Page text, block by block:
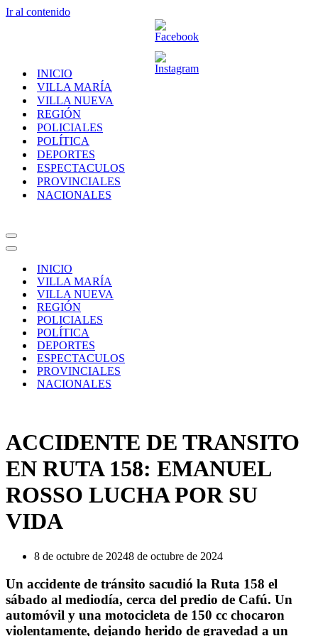
Ir al contenido
INICIO
VILLA MARÍA
VILLA NUEVA
REGIÓN
POLICIALES
POLÍTICA
DEPORTES
ESPECTACULOS
PROVINCIALES
NACIONALES
Menú
de
Menú
navegación
INICIO
VILLA MARÍA
VILLA NUEVA
REGIÓN
POLICIALES
POLÍTICA
DEPORTES
ESPECTACULOS
PROVINCIALES
NACIONALES
ACCIDENTE DE TRANSITO
EN RUTA 158: EMANUEL
ROSSO LUCHA POR SU
VIDA
8 de octubre de 20248 de octubre de 2024
Un accidente de tránsito sacudió la Ruta 158 el
sábado al mediodía, cerca del predio de Cafú. Un
automóvil y una motocicleta de 150 cc chocaron
violentamente, dejando herido de gravedad a un